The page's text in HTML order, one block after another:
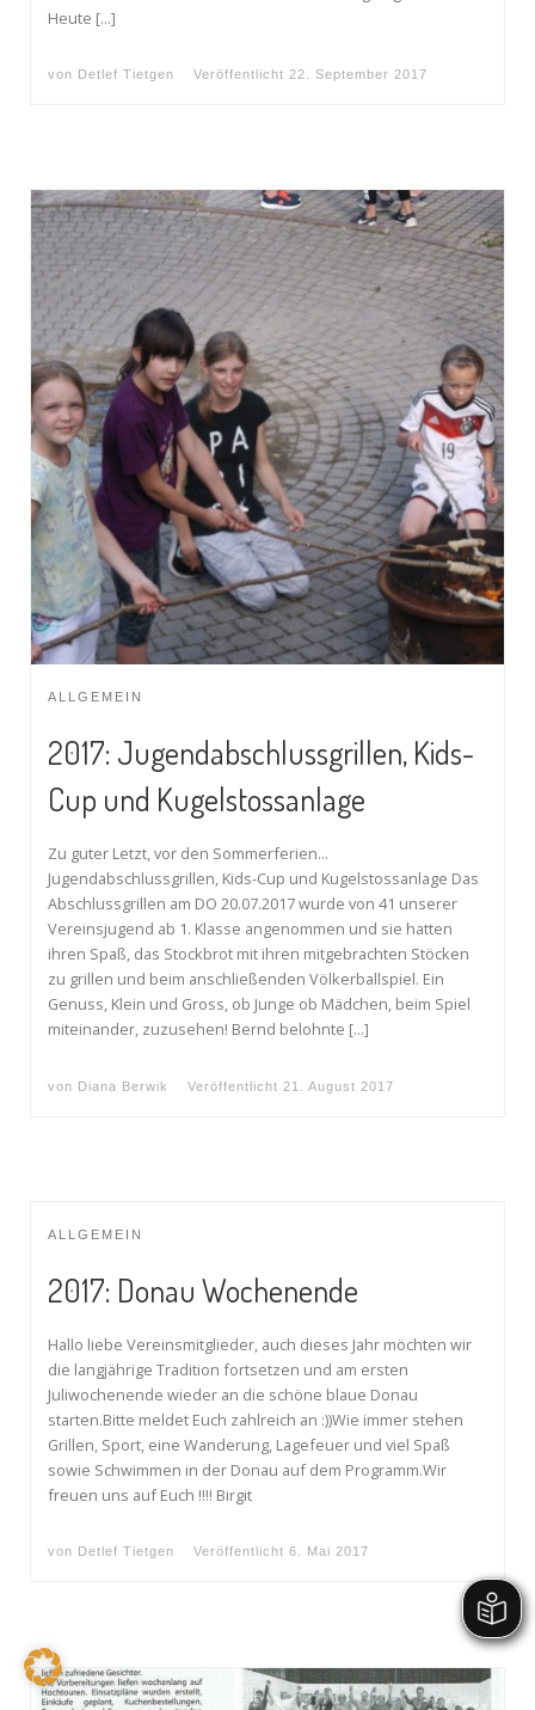
Heute […]
von Detlef Tietgen Veröffentlicht 22. September 2017
ALLGEMEIN
2017: Jugendabschlussgrillen, Kids-
Cup und Kugelstossanlage
Zu guter Letzt, vor den Sommerferien…
Jugendabschlussgrillen, Kids-Cup und Kugelstossanlage Das
Abschlussgrillen am DO 20.07.2017 wurde von 41 unserer
Vereinsjugend ab 1. Klasse angenommen und sie hatten
ihren Spaß, das Stockbrot mit ihren mitgebrachten Stöcken
zu grillen und beim anschließenden Völkerballspiel. Ein
Genuss, Klein und Gross, ob Junge ob Mädchen, beim Spiel
miteinander, zuzusehen! Bernd belohnte […]
von Diana Berwik Veröffentlicht 21. August 2017
ALLGEMEIN
2017: Donau Wochenende
Hallo liebe Vereinsmitglieder, auch dieses Jahr möchten wir
die langjährige Tradition fortsetzen und am ersten
Juliwochenende wieder an die schöne blaue Donau
starten.Bitte meldet Euch zahlreich an :))Wie immer stehen
Grillen, Sport, eine Wanderung, Lagefeuer und viel Spaß
sowie Schwimmen in der Donau auf dem Programm.Wir
freuen uns auf Euch !!!! Birgit
von Detlef Tietgen Veröffentlicht 6. Mai 2017